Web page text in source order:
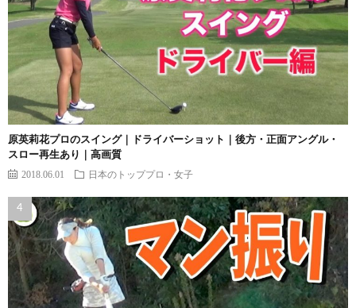
原英莉花プロのスイング｜ドライバーショット｜後方・正面アングル・
スロー再生あり｜高画質
2018.06.01 日本のトッププロ・女子